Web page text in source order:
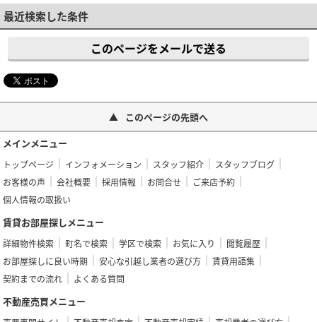
最近検索した条件
このページをメールで送る
このページの先頭へ
メインメニュー
トップページ インフォメーション スタッフ紹介
スタッフブログ
お客様の声
会社概要 採用情報 お問合せ
ご来店予約
個人情報の取扱い
賃貸お部屋探しメニュー
詳細物件検索 町名で検索 学区で検索 お気に入り
閲覧履歴
お部屋探しに良い時期
安心な引越し業者の選び方
賃貸用語集
契約までの流れ
よくある質問
不動産売買メニュー